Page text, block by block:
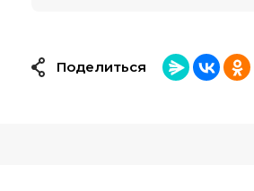
Поделиться